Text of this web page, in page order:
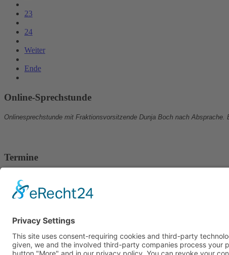
23
24
Weiter
Ende
Online-Sprechstunde
Onlinesprechstunde mit Fraktionsvorsitzende Dunja Boch nach Absprache.
Termine
Stammtisch auf dem Weinfest in Wetzlar.
Stadtverordnetensitzung.